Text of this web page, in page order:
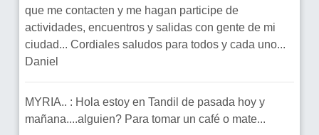
que me contacten y me hagan participe de
actividades, encuentros y salidas con gente de mi
ciudad... Cordiales saludos para todos y cada uno...
Daniel
MYRIA.. : Hola estoy en Tandil de pasada hoy y
mañana....alguien? Para tomar un café o mate...